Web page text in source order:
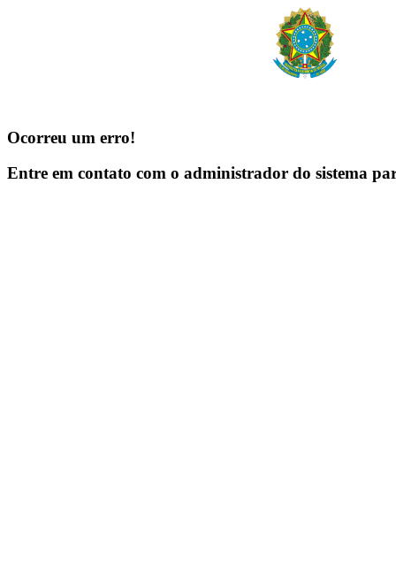
Ocorreu um erro!
Entre em contato com o administrador do sistema